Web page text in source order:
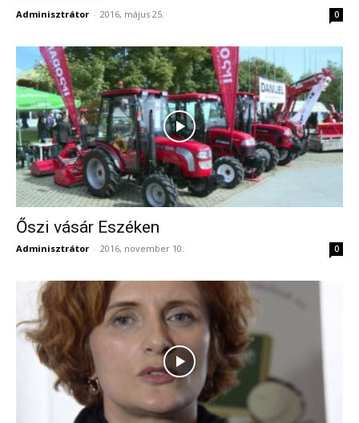
Adminisztrátor - 2016, május 25. 0
Őszi vásár Eszéken
Adminisztrátor - 2016, november 10. 0